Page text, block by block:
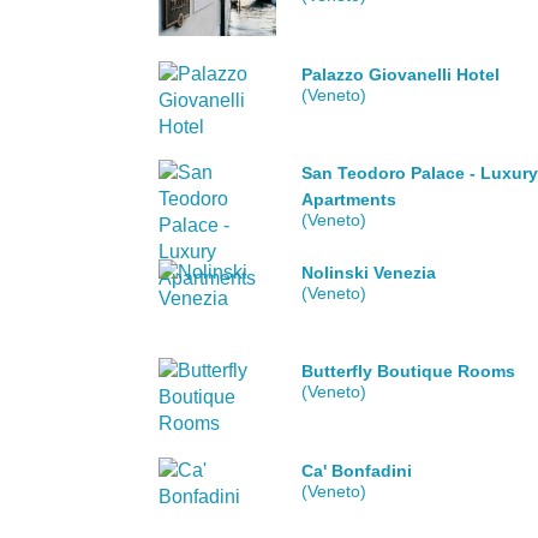
Palazzo Giovanelli Hotel
(Veneto)
San Teodoro Palace - Luxury
Apartments
(Veneto)
Nolinski Venezia
(Veneto)
Butterfly Boutique Rooms
(Veneto)
Ca' Bonfadini
(Veneto)